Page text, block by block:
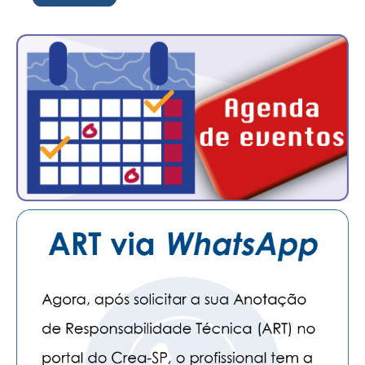
CAMPANHAS SALARIAIS
COMUNICAÇÃO
PALAVRA DO MURILO
NOTÍCIAS
CONTEÚDO ESPECIAL
JORNAL DO ENGENHEIRO
AGENDA
NOTÍCIAS NO WHATSAPP
FOTOS